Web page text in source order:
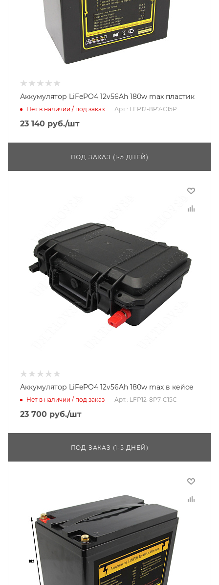
Аккумулятор LiFePO4 12v56Ah 180w max пластик
Нет в наличии / под заказ Арт.: LFP12-8P7-C15P
23 140 руб./шт
ПОД ЗАКАЗ (1-5 ДНЕЙ)
Аккумулятор LiFePO4 12v56Ah 180w max в кейсе
Нет в наличии / под заказ Арт.: LFP12-8P7-C15С
23 700 руб./шт
ПОД ЗАКАЗ (1-5 ДНЕЙ)